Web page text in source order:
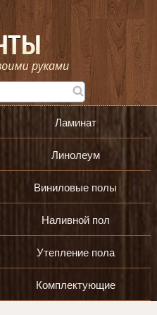
Ламинат
Линолеум
Виниловые полы
Наливной пол
Утепление пола
Комплектующие